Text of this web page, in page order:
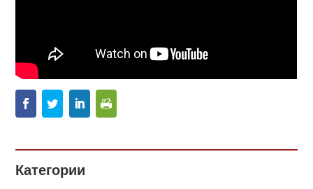
Категории